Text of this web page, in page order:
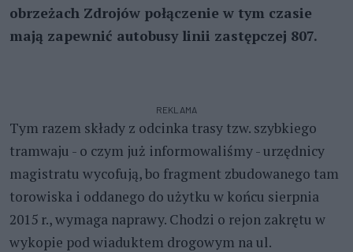
obrzeżach Zdrojów połączenie w tym czasie
mają zapewnić autobusy linii zastępczej 807.
REKLAMA
Tym razem składy z odcinka trasy tzw. szybkiego
tramwaju - o czym już informowaliśmy - urzędnicy
magistratu wycofują, bo fragment zbudowanego tam
torowiska i oddanego do użytku w końcu sierpnia
2015 r., wymaga naprawy. Chodzi o rejon zakrętu w
wykopie pod wiaduktem drogowym na ul.